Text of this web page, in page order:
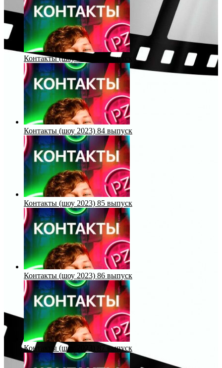
Контакты (шоу 2023) 83 выпуск
Контакты (шоу 2023) 84 выпуск
Контакты (шоу 2023) 85 выпуск
Контакты (шоу 2023) 86 выпуск
Контакты (шоу 2023) 87 выпуск